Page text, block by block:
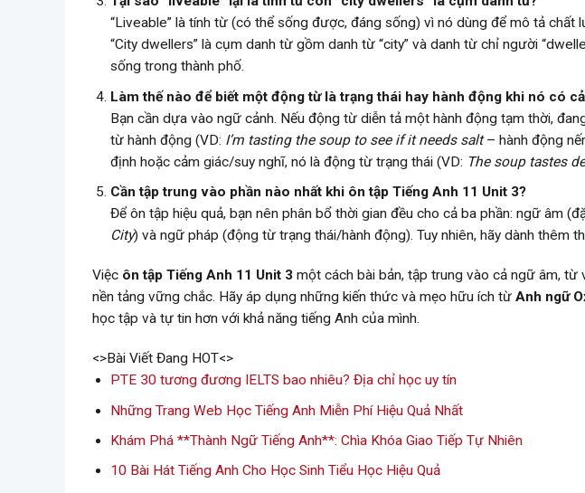
“Liveable” là tính từ (có thể sống được, đáng sống) vì nó dùng để mô tả chất
“City dwellers” là cụm danh từ gồm danh từ “city” và danh từ chỉ người
sống trong thành phố.
Làm thế nào để biết một động từ là trạng thái hay hành động khi nó có
Bạn cần dựa vào ngữ cảnh. Nếu động từ diễn tả một hành động tạm thời,
từ hành động (VD: I’m tasting the soup to see if it needs salt– hành động
định hoặc cảm giác/suy nghĩ, nó là động từ trạng thái (VD: The soup tastes
Cần tập trung vào phần nào nhất khi ôn tập Tiếng Anh 11 Unit 3?
Để ôn tập hiệu quả, bạn nên phân bổ thời gian đều cho cả ba phần: ngữ âm
City) và ngữ pháp (động từ trạng thái/hành động). Tuy nhiên, hãy dành thêm
Việc ôn tập Tiếng Anh 11 Unit 3 một cách bài bản, tập trung vào cả ngữ âm,
nền tảng vững chắc. Hãy áp dụng những kiến thức và mẹo hữu ích từ Anh ngữ
học tập và tự tin hơn với khả năng tiếng Anh của mình.
<>Bài Viết Đang HOT<>
PTE 30 tương đương IELTS bao nhiêu? Địa chỉ học uy tín
Những Trang Web Học Tiếng Anh Miễn Phí Hiệu Quả Nhất
Khám Phá **Thành Ngữ Tiếng Anh**: Chìa Khóa Giao Tiếp Tự Nhiên
10 Bài Hát Tiếng Anh Cho Học Sinh Tiểu Học Hiệu Quả